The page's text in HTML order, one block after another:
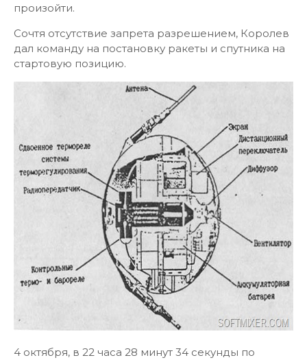
произойти.
Сочтя отсутствие запрета разрешением, Королев
дал команду на постановку ракеты и спутника на
стартовую позицию.
4 октября, в 22 часа 28 минут 34 секунды по